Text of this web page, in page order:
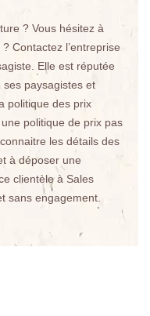
? Vous hésitez à
Contactez l’entreprise
Elle est réputée
paysagistes et
politique des prix
politique de prix pas
les détails des
à déposer une
clientèle à Sales
sans engagement.